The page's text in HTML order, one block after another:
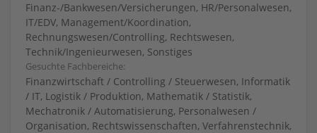
Finanz-/Bankwesen/Versicherungen, HR/Personalwesen,
IT/EDV, Management/Koordination,
Rechnungswesen/Controlling, Rechtswesen,
Technik/Ingenieurwesen, Sonstiges
Gesuchte Fachbereiche:
Finanzwirtschaft / Controlling / Steuerwesen, Informatik
/ IT, Logistik / Produktion, Mathematik / Statistik,
Mechatronik / Automatisierung, Personalwesen /
Organisation, Rechtswissenschaften, Verfahrenstechnik,